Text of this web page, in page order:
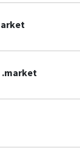
.market